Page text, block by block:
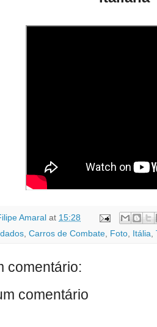
Amaral at 15:28
, Carros de Combate, Foto, Itália,
comentário:
comentário